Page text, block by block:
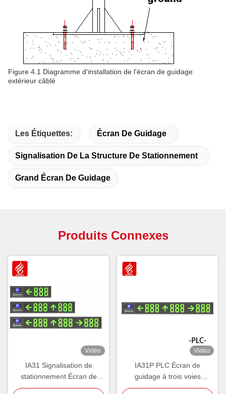
Figure 4.1 Diagramme d'installation de l'écran de guidage
extérieur câblé
Les Étiquettes: Écran De Guidage
Signalisation De La Structure De Stationnement
Grand Écran De Guidage
Produits Connexes
Vidéo
IA31 Signalisation de
stationnement Écran de
guidage intérieur Affichage
Vidéo
IA31P PLC Écran de
guidage à trois voies
intérieur Affichage de